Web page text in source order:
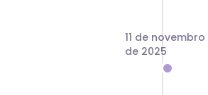
11 de novembro
de 2025